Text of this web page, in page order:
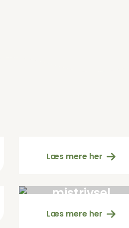
Læs mere her
mistrivsel
Læs mere her